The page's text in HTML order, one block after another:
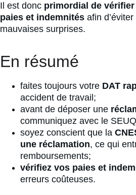
Il est donc primordial de
paies et indemnités afin
mauvaises surprises.
En résumé
faites toujours votre DAT
accident de travail;
avant de déposer une
communiquez avec le
soyez conscient que la
une réclamation, ce qui
remboursements;
vérifiez vos paies et
erreurs coûteuses.